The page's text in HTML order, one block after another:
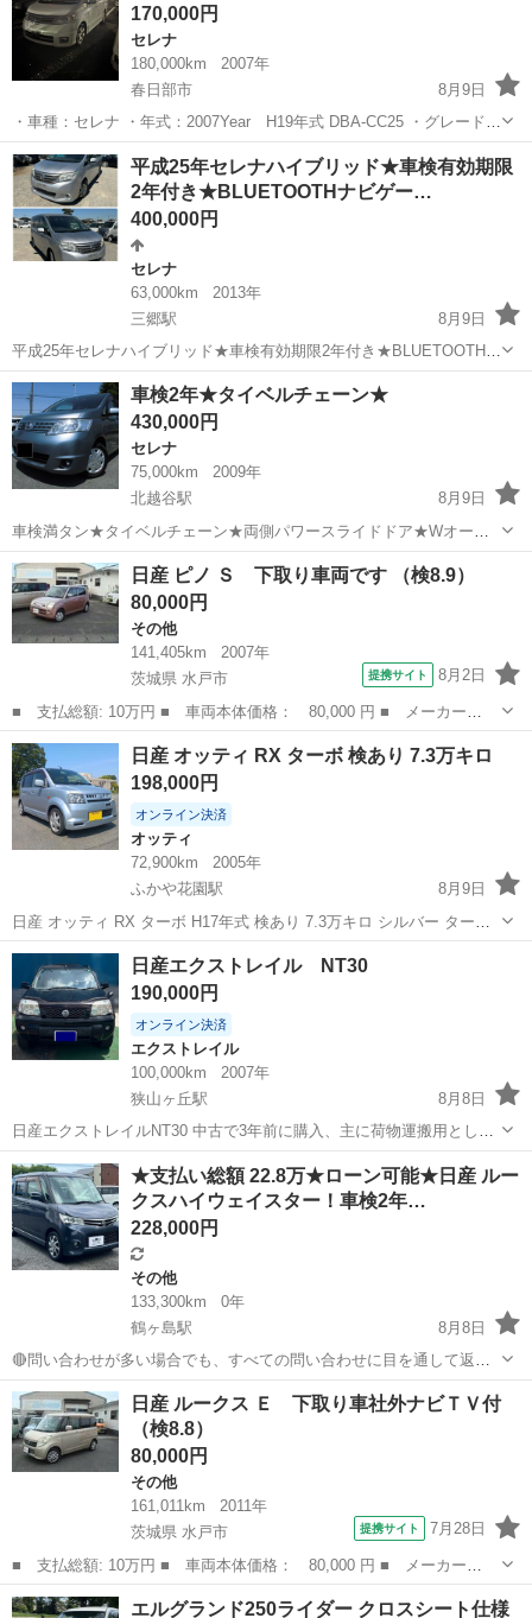
ーステアリング ...170,000円
セレナ
180,000km
2007年
春日部市
8月9日
・車種：セレナ ・年式：2007Year H19年式 DBA-CC25 ・グレード:
・ミッション：オートマ ・カラー: ・距離： ・車検：一時抹消 リサイ
クル券付き、名義変更書類完備、 お支払いは総額のみです、 ...
埼玉 春日部市 セレナ
平成25年セレナハイブリッド★車検有効期限
2年付き★BLUETOOTHナビゲー…
400,000円
セレナ
63,000km
2013年
三郷駅
8月9日
平成25年セレナハイブリッド★車検有効期限2年付き★BLUETOOTHナ
ビゲーション★ETC★バックカメラ★ 残りの画像はこちらになりま
す。 残りの画像はこちらになります。 https://photos.app...
埼玉 三郷市 三郷駅 セレナ
車検2年★タイベルチェーン★
430,000円
セレナ
75,000km
2009年
北越谷駅
8月9日
車検満タン★タイベルチェーン★両側パワースライドドア★Wオート
エアコン★社外(カロッツェリア）ナビTV★フルセグテレビ★インテリ
キー★ＥＴＣ★ドライブレコーダー★ この車両は、ユーザー買取車に
なります。タイベルもチェーンで...
埼玉 越谷市 北越谷駅 セレナ 車両
日産 ピノ Ｓ 下取り車両です （検8.9）
80,000円
その他
141,405km
2007年
茨城県 水戸市
提携サイト 8月2日
■ 支払総額: 10万円 ■ 車両本体価格： 80,000 円 ■ メーカー
名： 日産 ■ 車種名： ピノ ■ グレード名： Ｓ 下取り車両で
す ■ 排気量： 660cc ■ ドア枚数： 5D ■ ミッション： AT3速
...
茨城 水戸市 その他
日産 オッティ RX ターボ 検あり 7.3万キロ
198,000円
オンライン決済
オッティ
72,900km
2005年
ふかや花園駅
8月9日
日産 オッティ RX ターボ H17年式 検あり 7.3万キロ シルバー ターボ
車 (三菱 ekスポーツ OEM車) 速いです。 調子良し 内外装、経年劣化
あり (右後ドアにエクボ、バンパー左角辺りとリアバンパー左角辺り...
埼玉 深谷市 ふかや花園駅 オッティ
日産エクストレイル NT30
190,000円
オンライン決済
エクストレイル
100,000km
2007年
狭山ヶ丘駅
8月8日
日産エクストレイルNT30 中古で3年前に購入、主に荷物運搬用として
2.5万kmほど走行、車検切れとなります。 車種 日産エクストレイル
年式 平成19年3月（2007年式） 型式 CBA-NT30 排気量 2000c c...
埼玉 所沢市 狭山ヶ丘駅 エクストレイル
★支払い総額 22.8万★ローン可能★日産 ルー
クスハイウェイスター！車検2年…
228,000円
その他
133,300km
0年
鶴ヶ島駅
8月8日
🔴問い合わせが多い場合でも、すべての問い合わせに目を通して返信
しておりますので、気にせずお気軽にお問い合わせください😊 ◆出品
番号◆ JS6FG3014 ◆支払い総額◆ 22.8万円 ローン可能！ 提携ロー
ン会社による...
埼玉 川越市 鶴ヶ島駅 その他 車両
日産 ルークス Ｅ 下取り車社外ナビＴＶ付
（検8.8）
80,000円
その他
161,011km
2011年
茨城県 水戸市
提携サイト 7月28日
■ 支払総額: 10万円 ■ 車両本体価格： 80,000 円 ■ メーカー
名： 日産 ■ 車種名： ルークス ■ グレード名： Ｅ 下取り車
社外ナビＴＶ付 ■ 排気量： 660cc ■ ドア枚数： 5D ■ ミッショ
茨城 水戸市 その他
エルグランド250ライダー クロスシート仕様